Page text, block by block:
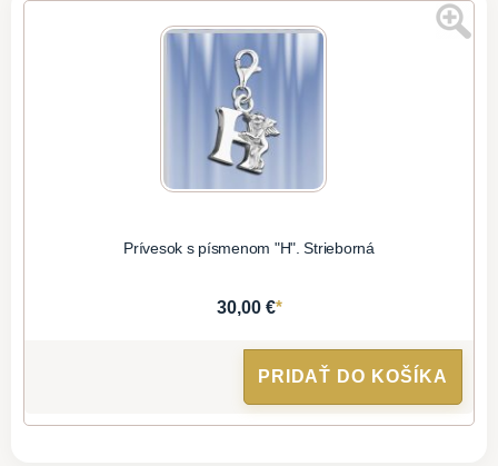
Prívesok s písmenom "H". Strieborná
30,00 €*
PRIDAŤ DO KOŠÍKA